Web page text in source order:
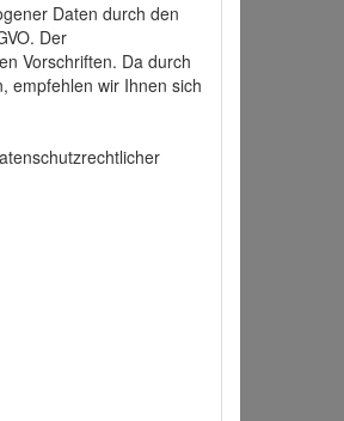
Daten durch den
Der
Vorschriften. Da durch
empfehlen wir Ihnen sich